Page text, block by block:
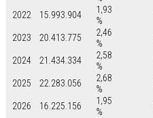
2022
15.993.904
1,93
%
2023
20.413.775
2,46
%
2024
21.434.334
2,58
%
2025
22.283.056
2,68
%
2026
16.225.156
1,95
%